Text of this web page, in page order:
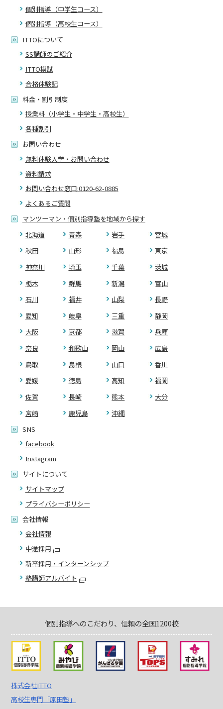
個別指導（中学生コース）
個別指導（高校生コース）
ITTOについて
SS講師のご紹介
ITTO模試
合格体験記
料金・割引制度
授業料（小学生・中学生・高校生）
各種割引
お問い合わせ
無料体験入学・お問い合わせ
資料請求
お問い合わせ窓口:0120-62-0885
よくあるご質問
マンツーマン・個別指導塾を地域から探す
北海道
青森 岩手
宮城
秋田
山形 福島
東京
神奈川
埼玉 千葉
茨城
栃木
群馬 新潟
富山
石川
福井 山梨
長野
愛知
岐阜 三重
静岡
大阪
京都 滋賀
兵庫
奈良
和歌山 岡山
広島
鳥取
島根 山口
香川
愛媛
徳島 高知
福岡
佐賀
長崎 熊本
大分
宮崎
鹿児島
沖縄
SNS
facebook
Instagram
サイトについて
サイトマップ
プライバシーポリシー
会社情報
会社情報
中途採用
新卒採用・インターンシップ
塾講師アルバイト
個別指導へのこだわり、信頼の全国1200校
株式会社ITTO
高校生専門「原田塾」